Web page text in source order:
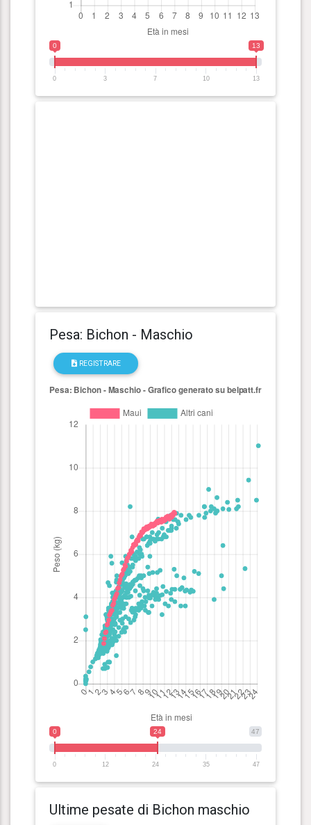
0 13
0 3 7 10 13
Pesa: Bichon - Maschio
REGISTRARE
47
0 24
0 12 24 35 47
Ultime pesate di Bichon maschio